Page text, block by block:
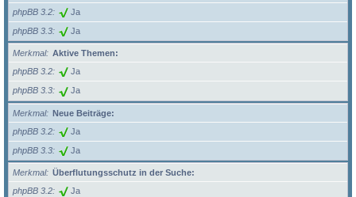
phpBB 3.2
Ja
phpBB 3.3 Ja
Merkmal
Aktive Themen:
phpBB 3.2
Ja
phpBB 3.3 Ja
Merkmal
Neue Beiträge:
phpBB 3.2
Ja
phpBB 3.3 Ja
Merkmal
Überflutungsschutz in der Suche:
phpBB 3.2
Ja